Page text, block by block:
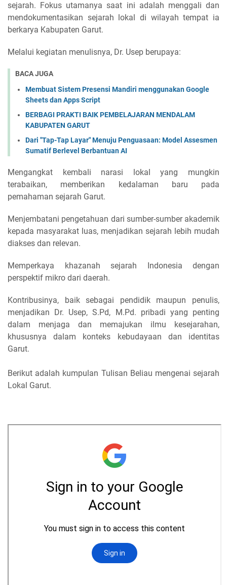
sejarah. Fokus utamanya saat ini adalah menggali dan
mendokumentasikan sejarah lokal di wilayah tempat ia
berkarya Kabupaten Garut.
Melalui kegiatan menulisnya, Dr. Usep berupaya:
BACA JUGA
Membuat Sistem Presensi Mandiri menggunakan Google
Sheets dan Apps Script
BERBAGI PRAKTI BAIK PEMBELAJARAN MENDALAM
KABUPATEN GARUT
Dari "Tap-Tap Layar" Menuju Penguasaan: Model Assesmen
Sumatif Berlevel Berbantuan AI
Mengangkat kembali narasi lokal yang mungkin
terabaikan, memberikan kedalaman baru pada
pemahaman sejarah Garut.
Menjembatani pengetahuan dari sumber-sumber akademik
kepada masyarakat luas, menjadikan sejarah lebih mudah
diakses dan relevan.
Memperkaya khazanah sejarah Indonesia dengan
perspektif mikro dari daerah.
Kontribusinya, baik sebagai pendidik maupun penulis,
menjadikan Dr. Usep, S.Pd, M.Pd. pribadi yang penting
dalam menjaga dan memajukan ilmu kesejarahan,
khususnya dalam konteks kebudayaan dan identitas
Garut.
Berikut adalah kumpulan Tulisan Beliau mengenai sejarah
Lokal Garut.